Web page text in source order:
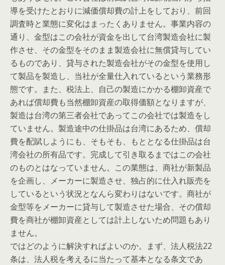
導を受けたとおりに減価償却費の計上をしており、前回
調査時と業態に変化はまったくありません。事業内容の
通り、金型はこの会社が資金を出して台湾製造会社に製
作させ、その金型をそのまま製造会社に無償貸与してい
るものであり、貸与された製造会社がその金型を使用し
て製品を製造し、当社が全量仕入れているという業務形
態です。また、税法上、自己の製造にかかる棚卸資産で
あれば償却費も当然棚卸資産の取得価額となりますが、
製造は台湾の第三者会社であってこの会社では製造をし
ていません。製造途中の仕掛品は台湾にあるため、償却
費を配賦しようにも、そもそも、もととなる仕掛品は台
湾会社の所有品です。完成して引き取るまではこの会社
のものとはなっていません。この業態は、商社が新製品
を企画し、メーカーに製造させ、独占的に仕入れ販売を
しているという状況となんら変わりはないです。商社が
金型等をメーカーに貸与して製造させた場合、その償却
費を商社が棚卸資産としては計上しないため問題もあり
ません。
ではどのように解決すればよいのか。まず、法人税法22
条は、法人税を考えるに当たって基本となる条文であ